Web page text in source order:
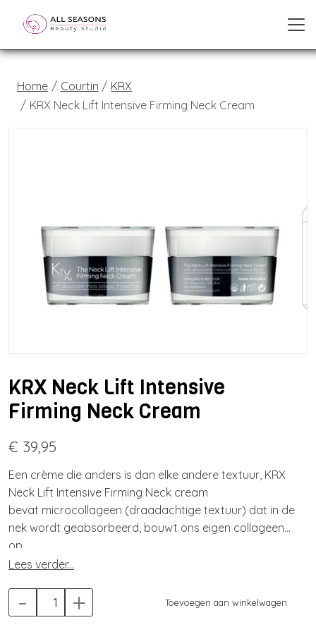
Home Courtin
KRX
KRX Neck Lift Intensive Firming Neck Cream
KRX Neck Lift Intensive
Firming Neck Cream
€ 39,95
Een crème die anders is dan elke andere textuur, KRX
Neck Lift Intensive Firming Neck cream
bevat microcollageen (draadachtige textuur) dat in de
nek wordt geabsorbeerd, bouwt ons eigen collageen
op
dat helpt bij de elasticiteit en vorm van de huid.
concentreren op veelvoorkomende nekproblemen
zoals verslapping, lijnen in de hals, droogheid, rimpels,
Lees verder...
- + Toevoegen aan winkelwagen